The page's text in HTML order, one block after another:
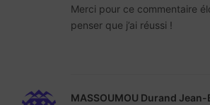
Merci pour ce commentaire
penser que j’ai réussi !
MASSOUMOU Durand Jean-